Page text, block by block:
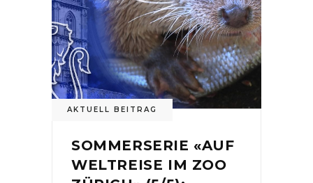
AKTUELL BEITRAG
SOMMERSERIE «AUF
WELTREISE IM ZOO